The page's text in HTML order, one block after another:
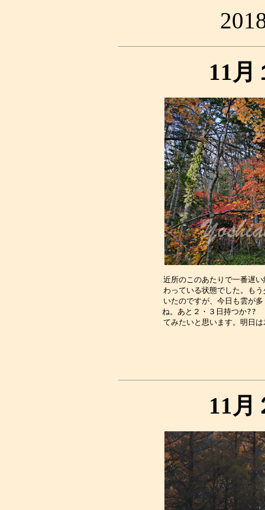
11月
近所のこのあたりで一番遅
わっている状態でした。も
いたのですが、今日も雲が
ね。あと２・３日持つか??
11月